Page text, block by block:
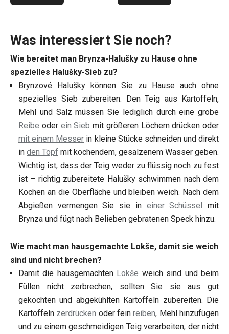
Was interessiert Sie noch?
Wie bereitet man Brynza-Halušky zu Hause ohne
spezielles Halušky-Sieb zu?
Brynzové Halušky können Sie zu Hause auch ohne
spezielles Sieb zubereiten. Den Teig aus Kartoffeln,
Mehl und Salz müssen Sie lediglich durch eine grobe
Reibe oder ein Sieb mit größeren Löchern drücken oder
mit einem Messer in kleine Stücke schneiden und direkt
in den Topf mit kochendem, gesalzenem Wasser geben.
Wichtig ist, dass der Teig weder zu flüssig noch zu fest
ist – richtig zubereitete Halušky schwimmen nach dem
Kochen an die Oberfläche und bleiben weich. Nach dem
Abgießen vermengen Sie sie in einer Schüssel mit
Brynza und fügt nach Belieben gebratenen Speck hinzu.
Wie macht man hausgemachte Lokše, damit sie weich
sind und nicht brechen?
Damit die hausgemachten Lokše weich sind und beim
Füllen nicht zerbrechen, sollten Sie sie aus gut
gekochten und abgekühlten Kartoffeln zubereiten. Die
Kartoffeln zerdrücken oder feinreiben, Mehl hinzufügen
und zu einem geschmeidigen Teig verarbeiten, der nicht